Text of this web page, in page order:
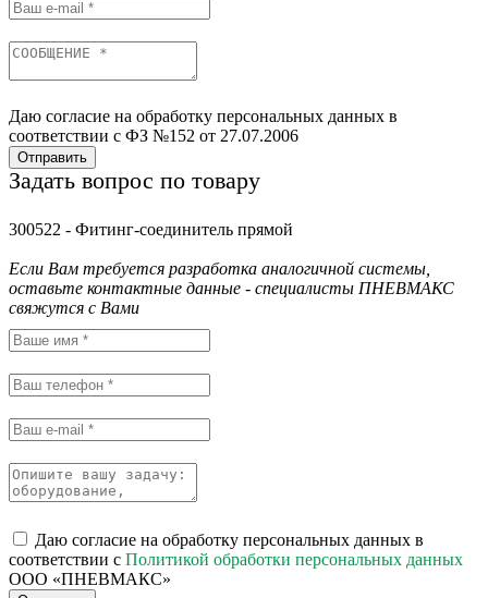
Даю согласие на обработку персональных данных в
соответствии с ФЗ №152 от 27.07.2006
Отправить
Задать вопрос по товару
300522 - Фитинг-соединитель прямой
Если Вам требуется разработка аналогичной системы,
оставьте контактные данные - специалисты ПНЕВМАКС
свяжутся с Вами
Даю согласие на обработку персональных данных в
соответствии с Политикой обработки персональных данных
ООО «ПНЕВМАКС»